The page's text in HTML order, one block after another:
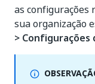
as configurações
sua organização
> Configurações